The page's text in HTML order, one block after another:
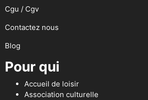
Cgu / Cgv
Contactez nous
Blog
Pour qui
Accueil de loisir
Association culturelle